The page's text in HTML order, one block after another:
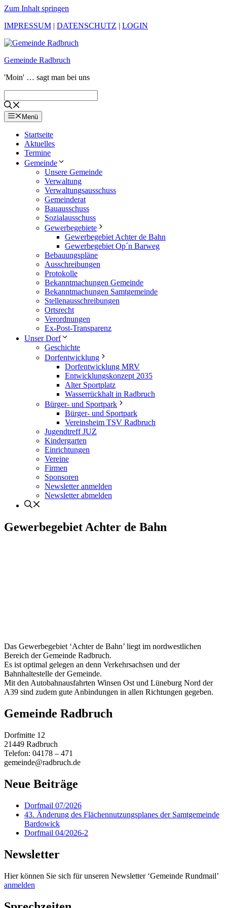
Zum Inhalt springen
IMPRESSUM | DATENSCHUTZ | LOGIN
Gemeinde Radbruch
'Moin' … sagt man bei uns
Menü
Startseite
Aktuelles
Termine
Gemeinde
Unsere Gemeinde
Verwaltung
Verwaltungsausschuss
Gemeinderat
Bauausschuss
Sozialausschuss
Gewerbegebiete
Gewerbegebiet Achter de Bahn
Gewerbegebiet Op´n Barweg
Bebauungspläne
Ausschreibungen
Protokolle
Bekanntmachungen Gemeinde
Bekanntmachungen Samtgemeinde
Stellenausschreibungen
Ortsrecht
Verordnungen
Ex-Post-Transparenz
Unser Dorf
Geschichte
Dorfentwicklung
Dorfentwicklung MRV
Entwicklungskonzept 2035
Alter Sportplatz
Wasserrückhalt in Radbruch
Bürger- und Sportpark
Bürger- und Sportpark
Vereinsheim TSV Radbruch
Jugendtreff JUZ
Kindergarten
Einrichtungen
Vereine
Firmen
Sponsoren
Newsletter anmelden
Newsletter abmelden
Gewerbegebiet Achter de Bahn
Das Gewerbegebiet ‘Achter de Bahn’ liegt im nordwestlichen
Bereich der Gemeinde Radbruch.
Es ist optimal gelegen an denn Verkehrsachsen und der
Bahnhaltestelle der Gemeinde.
Mit den Autobahnausfahrten Winsen Ost und Lüneburg Nord der
A39 sind zudem gute Anbindungen in allen Richtungen gegeben.
Gemeinde Radbruch
Dorfmitte 12
21449 Radbruch
Telefon: 04178 – 471
gemeinde@radbruch.de
Neue Beiträge
Dorfmail 07/2026
43. Änderung des Flächennutzungsplanes der Samtgemeinde
Bardowick
Dorfmail 04/2026-2
Newsletter
Hier können Sie sich für unseren Newsletter ‘Gemeinde Rundmail’
anmelden